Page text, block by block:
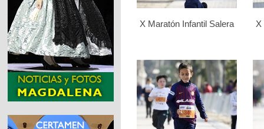
X Maratón Infantil Salera X